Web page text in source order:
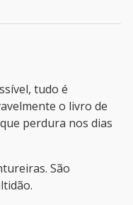
tudo é
o livro de
perdura nos dias
São